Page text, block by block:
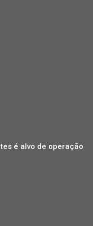
é alvo de operação